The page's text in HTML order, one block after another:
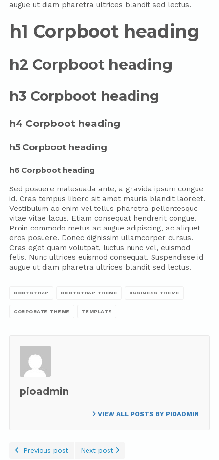
augue ut diam pharetra ultrices blandit sed lectus.
h1 Corpboot heading
h2 Corpboot heading
h3 Corpboot heading
h4 Corpboot heading
h5 Corpboot heading
h6 Corpboot heading
Sed posuere malesuada ante, a gravida ipsum congue
id. Cras tempus libero sit amet mauris blandit laoreet.
Vestibulum ac enim vel tellus pharetra pellentesque
vitae vitae lacus. Etiam consequat hendrerit congue.
Proin commodo metus ac augue adipiscing, ac aliquet
eros posuere. Donec dignissim ullamcorper cursus.
Cras eget quam volutpat, luctus nunc vel, euismod
felis. Nunc ultrices euismod consequat. Suspendisse id
augue ut diam pharetra ultrices blandit sed lectus.
BOOTSTRAP BOOTSTRAP THEME BUSINESS THEME
CORPORATE THEME TEMPLATE
pioadmin
VIEW ALL POSTS BY PIOADMIN
Previous post Next post